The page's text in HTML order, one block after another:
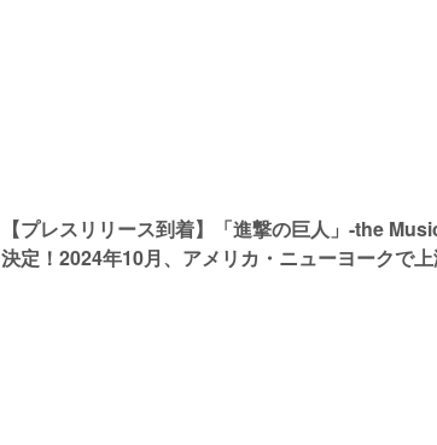
【プレスリリース到着】「進撃の巨人」-the
決定！2024年10月、アメリカ・ニューヨークで上